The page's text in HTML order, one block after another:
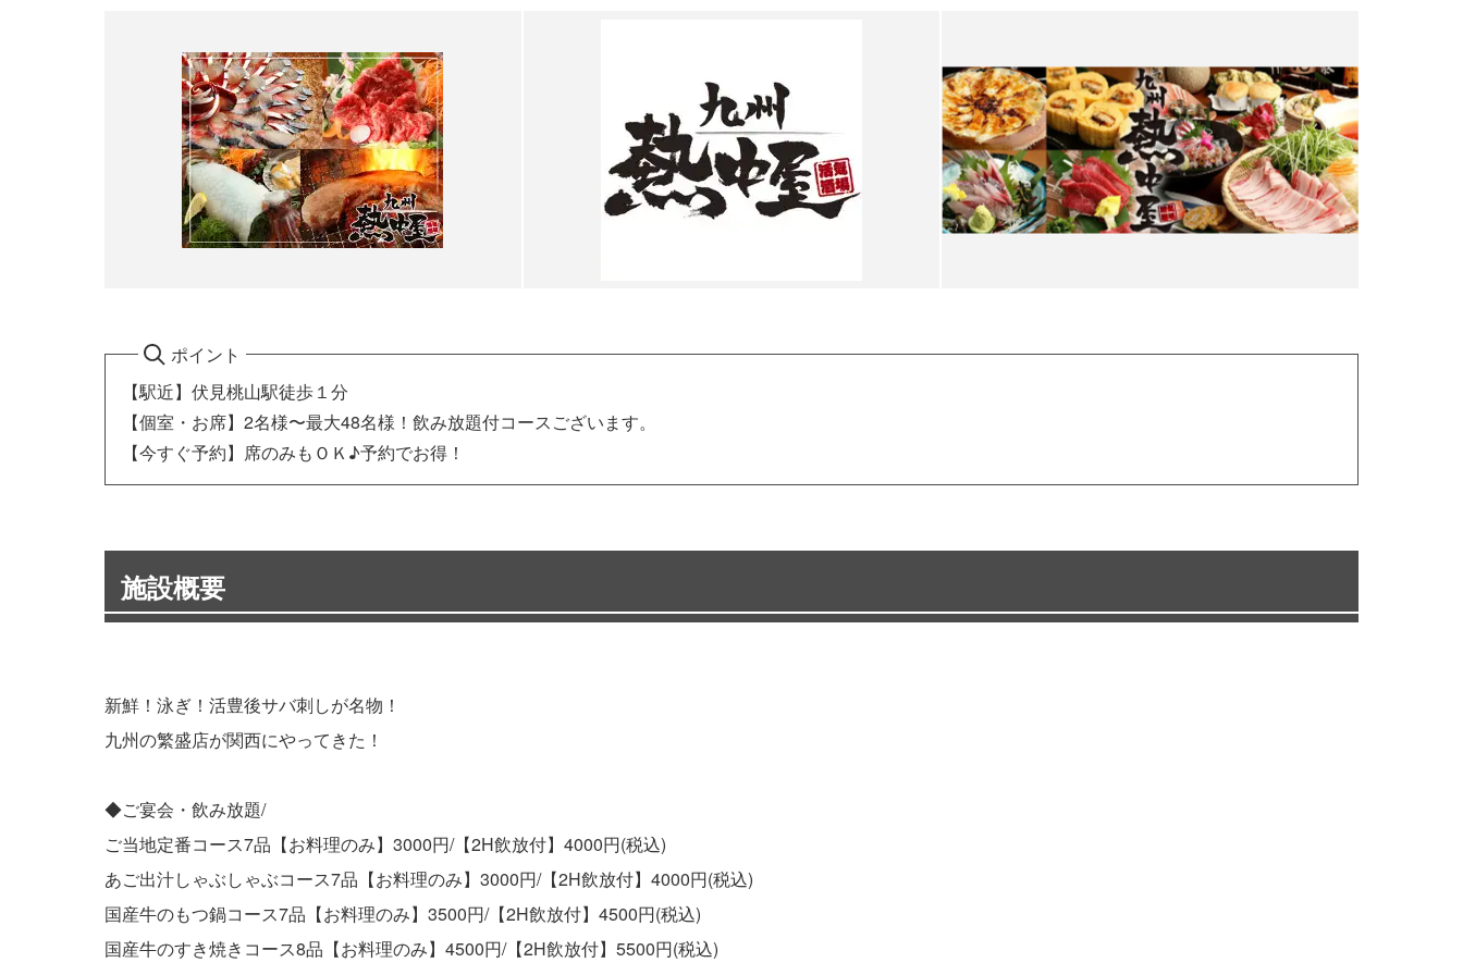
ポイント
【駅近】伏見桃山駅徒歩１分
【個室・お席】2名様〜最大48名様！飲み放題付コースございます。
【今すぐ予約】席のみもＯＫ♪予約でお得！
施設概要
新鮮！泳ぎ！活豊後サバ刺しが名物！
九州の繁盛店が関西にやってきた！
◆ご宴会・飲み放題/
ご当地定番コース7品【お料理のみ】3000円/【2H飲放付】4000円(税込)
あご出汁しゃぶしゃぶコース7品【お料理のみ】3000円/【2H飲放付】4000円(税込)
国産牛のもつ鍋コース7品【お料理のみ】3500円/【2H飲放付】4500円(税込)
国産牛のすき焼きコース8品【お料理のみ】4500円/【2H飲放付】5500円(税込)